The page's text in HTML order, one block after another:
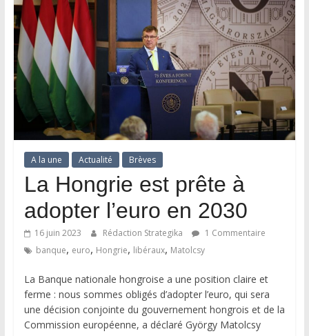
A la une Actualité Brèves
La Hongrie est prête à
adopter l’euro en 2030
16 juin 2023 Rédaction Strategika
1 Commentaire
banque, euro, Hongrie, libéraux, Matolcsy
La Banque nationale hongroise a une position claire et
ferme : nous sommes obligés d’adopter l’euro, qui sera
une décision conjointe du gouvernement hongrois et de la
Commission européenne, a déclaré György Matolcsy